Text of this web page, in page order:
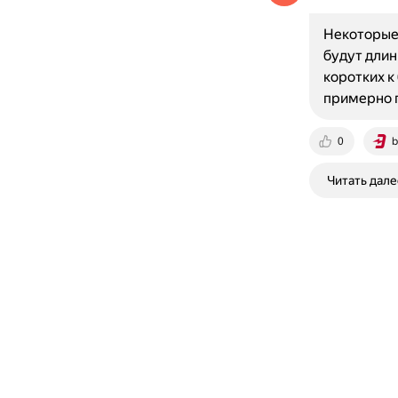
0
будут
коротких
примерно
Читать